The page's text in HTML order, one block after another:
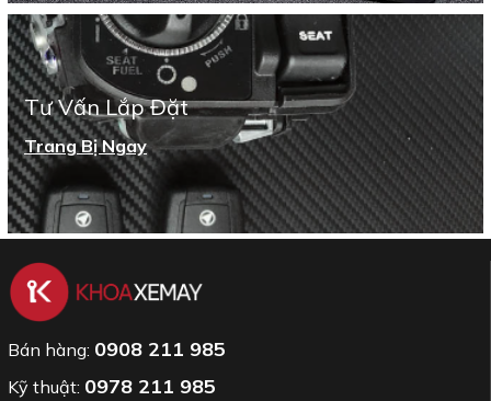
Tư Vấn Lắp Đặt
Trang Bị Ngay
Bán hàng: 0908 211 985
Kỹ thuật: 0978 211 985